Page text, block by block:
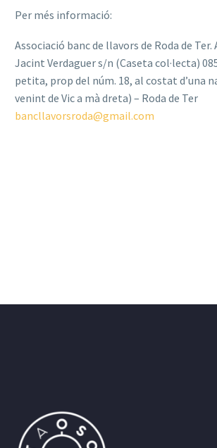
Per més informació:
Associació banc de llavors de Roda de Ter.
Jacint Verdaguer s/n (Caseta col·lecta)
petita, prop del núm. 18, al costat d’una
venint de Vic a mà dreta) – Roda de Ter
bancllavorsroda@gmail.com